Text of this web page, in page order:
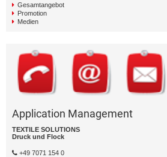
Gesamtangebot
Promotion
Medien
Application Management
TEXTILE SOLUTIONS
Druck und Flock
+49 7071 154 0